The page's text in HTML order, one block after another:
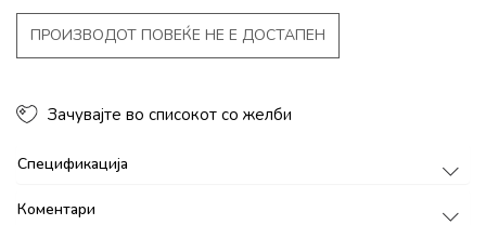
ПРОИЗВОДОТ ПОВЕЌЕ НЕ Е ДОСТАПЕН
Зачувајте во списокот со желби
Спецификација
Коментари